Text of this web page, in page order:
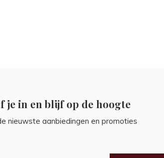
je in en blijf op de hoogte
nieuwste aanbiedingen en promoties